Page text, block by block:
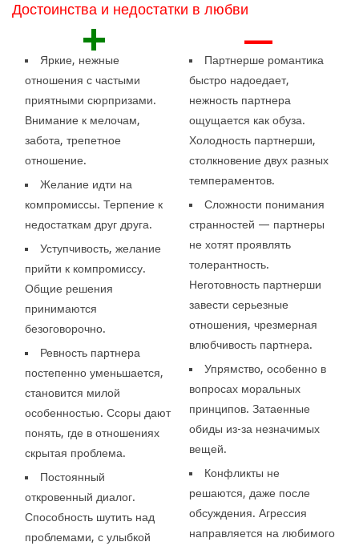
Достоинства и недостатки в любви
+
Яркие, нежные
отношения с частыми
приятными сюрпризами.
Внимание к мелочам,
забота, трепетное
отношение.
Желание идти на
компромиссы. Терпение к
недостаткам друг друга.
Уступчивость, желание
прийти к компромиссу.
Общие решения
принимаются
безоговорочно.
Ревность партнера
постепенно уменьшается,
становится милой
особенностью. Ссоры дают
понять, где в отношениях
скрытая проблема.
Постоянный
откровенный диалог.
Способность шутить над
проблемами, с улыбкой
—
Партнерше романтика
быстро надоедает,
нежность партнера
ощущается как обуза.
Холодность партнерши,
столкновение двух разных
темпераментов.
Сложности понимания
странностей — партнеры
не хотят проявлять
толерантность.
Неготовность партнерши
завести серьезные
отношения, чрезмерная
влюбчивость партнера.
Упрямство, особенно в
вопросах моральных
принципов. Затаенные
обиды из-за незначимых
вещей.
Конфликты не
решаются, даже после
обсуждения. Агрессия
направляется на любимого